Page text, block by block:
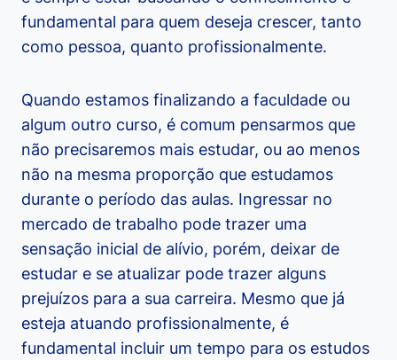
fundamental para quem deseja crescer, tanto
como pessoa, quanto profissionalmente.
Quando estamos finalizando a faculdade ou
algum outro curso, é comum pensarmos que
não precisaremos mais estudar, ou ao menos
não na mesma proporção que estudamos
durante o período das aulas. Ingressar no
mercado de trabalho pode trazer uma
sensação inicial de alívio, porém, deixar de
estudar e se atualizar pode trazer alguns
prejuízos para a sua carreira. Mesmo que já
esteja atuando profissionalmente, é
fundamental incluir um tempo para os estudos